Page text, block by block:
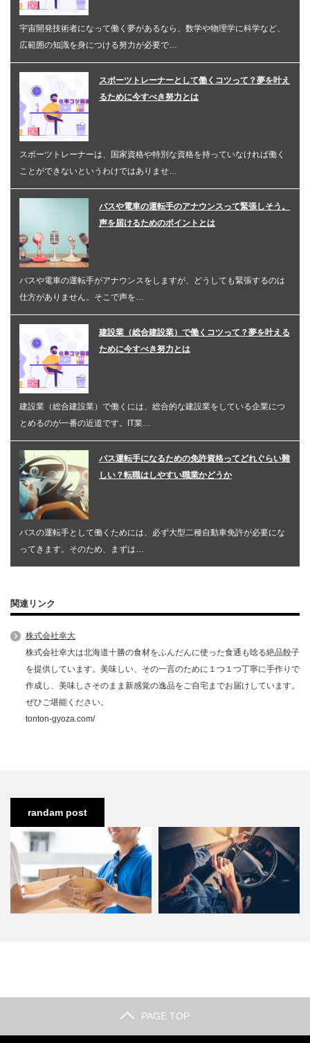
宇宙開発技術者になって働く夢があるなら、数学や物理学に科学など、
広範囲の知識を身につける努力が必要で…
スポーツトレーナーとして働くコツって？夢を叶え
るために今すべき努力とは
スポーツトレーナーは、国家資格や特別な資格を持っていなければ働く
ことができないというわけではありませ…
バスや電車の運転手のアナウンスって緊張しそう。
声を届けるためのポイントとは
バスや電車の運転手がアナウンスをしますが、どうしても緊張するのは
仕方がありません。そこで声を…
建設業（総合建設業）で働くコツって？夢を叶える
ために今すべき努力とは
建設業（総合建設業）で働くには、総合的な建設業をしている企業につ
とめるのが一番の近道です。IT業…
バス運転手になるための免許資格ってどれぐらい難
しい？転職はしやすい職業かどうか
バスの運転手として働くためには、必ず大型二種自動車免許が必要にな
ってきます。そのため、まずは…
関連リンク
株式会社幸大
株式会社幸大は北海道十勝の食材をふんだんに使った食通も唸る絶品餃子
を提供しています。美味しい、その一言のために１つ１つ丁寧に手作りで
作成し、美味しさそのまま新感覚の逸品をご自宅までお届けしています。
ぜひご堪能ください。
tonton-gyoza.com/
randam post
PAGE TOP